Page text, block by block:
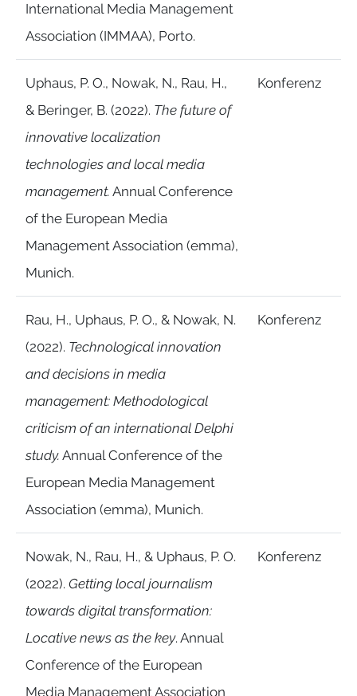
International Media Management
Association (IMMAA), Porto.
Uphaus, P. O., Nowak, N., Rau, H.,
& Beringer, B. (2022). The future of
innovative localization
technologies and local media
management. Annual Conference
of the European Media
Management Association (emma),
Munich.
Konferenz
Rau, H., Uphaus, P. O., & Nowak, N.
(2022). Technological innovation
and decisions in media
management: Methodological
criticism of an international Delphi
study. Annual Conference of the
European Media Management
Association (emma), Munich.
Konferenz
Nowak, N., Rau, H., & Uphaus, P. O.
(2022). Getting local journalism
towards digital transformation:
Locative news as the key. Annual
Conference of the European
Media Management Association
Konferenz